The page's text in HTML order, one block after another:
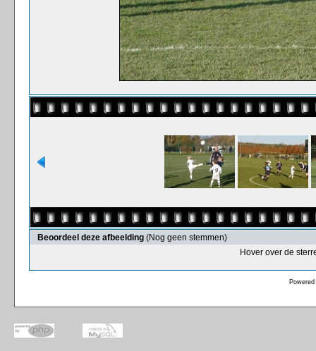
Beoordeel deze afbeelding (Nog geen stemmen)
Hover over de